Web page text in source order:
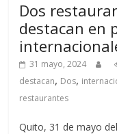
Dos
destacan en
31 mayo, 2024
destacan, Dos,
restaurantes
Quito, 31 de mayo